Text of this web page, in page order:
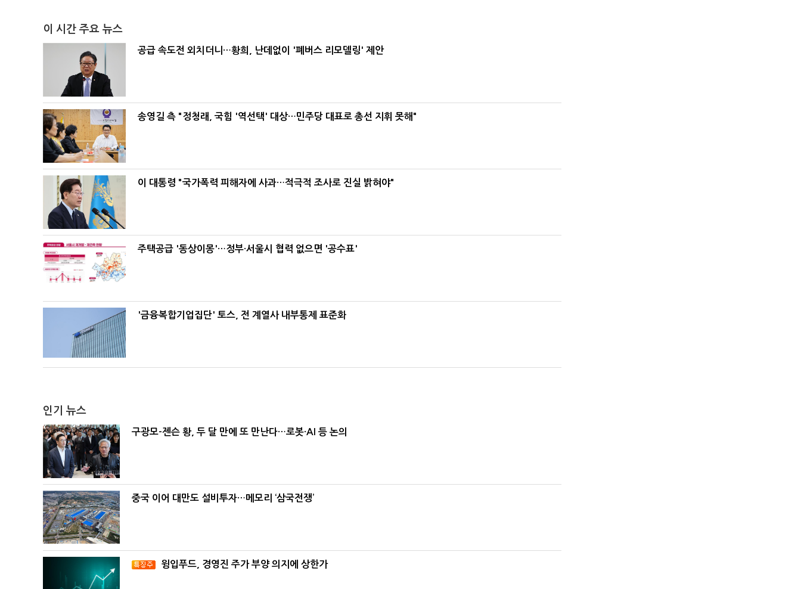
이 시간 주요 뉴스
공급 속도전 외치더니…황희, 난데없이 '폐버스 리모델링' 제안
송영길 측 "정청래, 국힘 '역선택' 대상…민주당 대표로 총선 지휘 못해"
이 대통령 "국가폭력 피해자에 사과…적극적 조사로 진실 밝혀야"
주택공급 '동상이몽'…정부·서울시 협력 없으면 '공수표'
'금융복합기업집단' 토스, 전 계열사 내부통제 표준화
인기 뉴스
구광모-젠슨 황, 두 달 만에 또 만난다…로봇·AI 등 논의
중국 이어 대만도 설비투자…메모리 ‘삼국전쟁’
윙입푸드, 경영진 주가 부양 의지에 상한가